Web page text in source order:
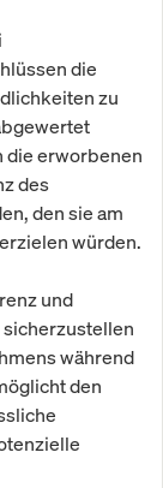
die
zu
die erworbenen
des
den sie am
würden.
und
während
den